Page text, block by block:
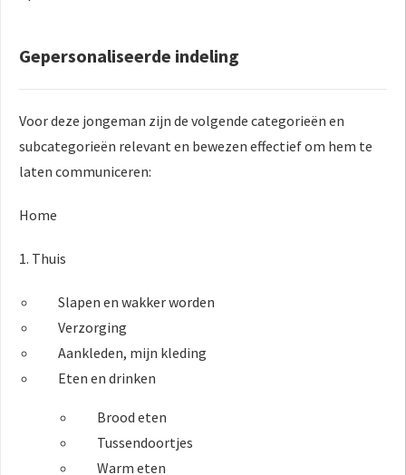
Gepersonaliseerde indeling
Voor deze jongeman zijn de volgende categorieën en
subcategorieën relevant en bewezen effectief om hem te
laten communiceren:
Home
1. Thuis
Slapen en wakker worden
Verzorging
Aankleden, mijn kleding
Eten en drinken
Brood eten
Tussendoortjes
Warm eten